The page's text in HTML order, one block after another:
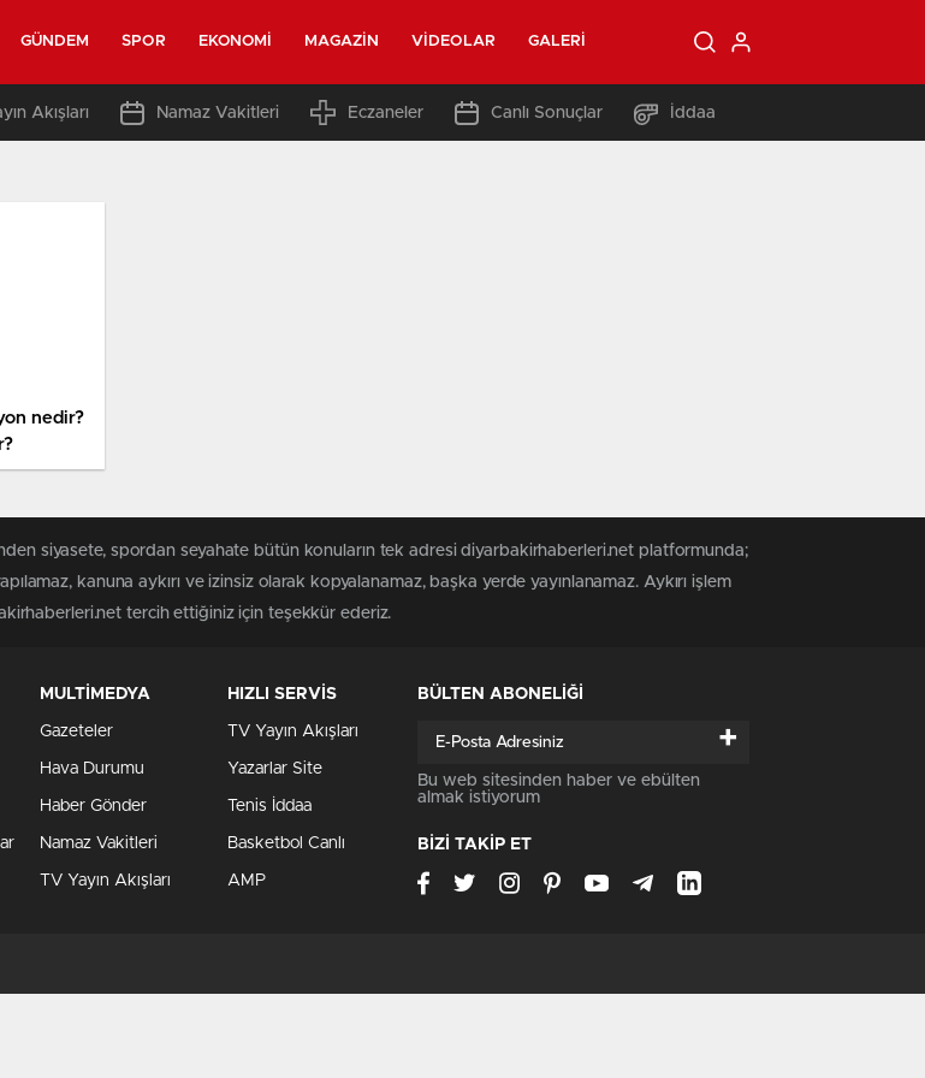
GÜNDEM SPOR EKONOMI MAGAZIN VIDEOLAR GALERI
Akışları Namaz Vakitleri Eczaneler Canlı Sonuçlar İddaa
nedir?
siyasete, spordan seyahate bütün konuların tek adresi diyarbakirhaberleri.net platformunda;
kanuna aykırı ve izinsiz olarak kopyalanamaz, başka yerde yayınlanamaz. Aykırı işlem
tercih ettiğiniz için teşekkür ederiz.
MULTİMEDYA
Gazeteler
Hava Durumu
Haber Gönder
Namaz Vakitleri
TV Yayın Akışları
HIZLI SERVİS
TV Yayın Akışları
Yazarlar Site
Tenis İddaa
Basketbol Canlı
AMP
BÜLTEN ABONELİĞİ
+
Bu web sitesinden haber ve ebülten
almak istiyorum
BİZİ TAKİP ET